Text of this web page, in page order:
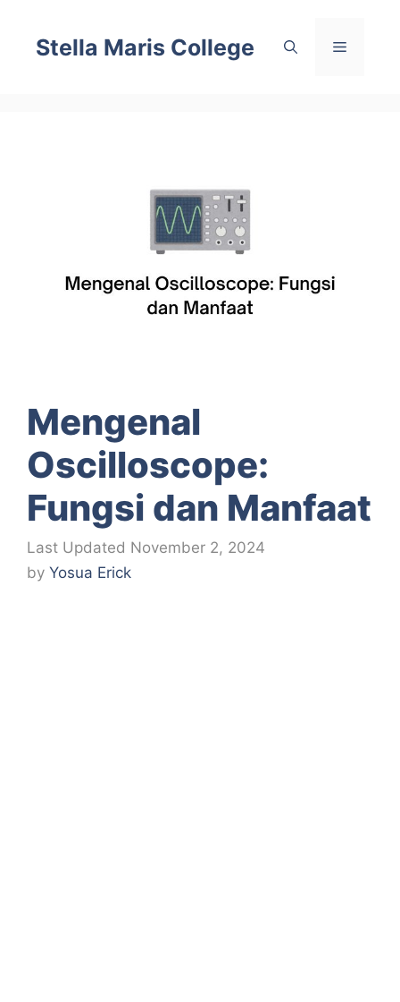
content
Stella Maris College Menu
Mengenal
Oscilloscope:
Fungsi dan Manfaat
November 2, 2024
by Yosua Erick